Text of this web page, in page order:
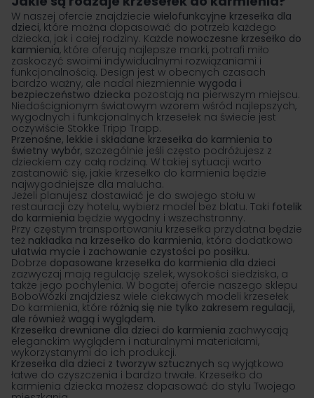
W naszej ofercie znajdziecie wielofunkcyjne krzesełka dla
dzieci, które można dopasować do potrzeb każdego
dziecka, jak i całej rodziny. Każde nowoczesne krzesełko do
karmienia, które oferują najlepsze marki, potrafi miło
zaskoczyć swoimi indywidualnymi rozwiązaniami i
funkcjonalnością. Design jest w obecnych czasach
bardzo ważny, ale nadal niezmiennie wygoda i
bezpieczeństwo dziecka pozostają na pierwszym miejscu.
Niedoścignionym światowym wzorem wśród najlepszych,
wygodnych i funkcjonalnych krzesełek na świecie jest
oczywiście Stokke Tripp Trapp.
Przenośne, lekkie i składane krzesełka do karmienia to
świetny wybór, szczególnie jeśli często podróżujesz z
dzieckiem czy całą rodziną. W takiej sytuacji warto
zastanowić się, jakie krzesełko do karmienia będzie
najwygodniejsze dla malucha.
Jeżeli planujesz dostawiać je do swojego stołu w
restauracji czy hotelu, wybierz model bez blatu. Taki fotelik
do karmienia będzie wygodny i wszechstronny.
Przy częstym transportowaniu krzesełka przydatna będzie
też nakładka na krzesełko do karmienia, która dodatkowo
ułatwia mycie i zachowanie czystości po posiłku.
Dobrze dopasowane krzesełka do karmienia dla dzieci
zazwyczaj mają regulację szelek, wysokości siedziska, a
także jego pochylenia. W bogatej ofercie naszego sklepu
BoboWózki znajdziesz wiele ciekawych modeli krzesełek
Do karmienia, które różnią się nie tylko zakresem regulacji,
ale również wagą i wyglądem.
Krzesełka drewniane dla dzieci do karmienia zachwycają
eleganckim wyglądem i naturalnymi materiałami,
wykorzystanymi do ich produkcji.
Krzesełka dla dzieci z tworzyw sztucznych są wyjątkowo
łatwe do czyszczenia i bardzo trwałe. Krzesełko do
karmienia dziecka możesz dopasować do stylu Twojego